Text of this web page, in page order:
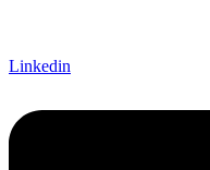
Linkedin